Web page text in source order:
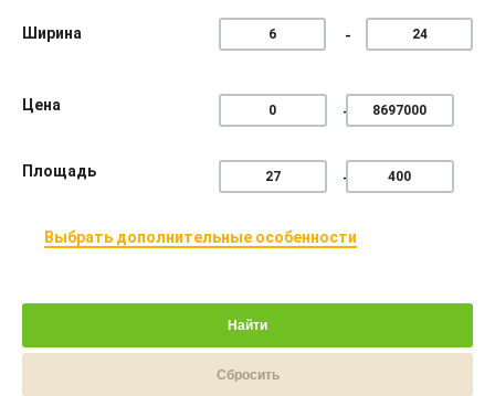
Ширина
Цена
Площадь
Выбрать дополнительные особенности
Найти
Сбросить